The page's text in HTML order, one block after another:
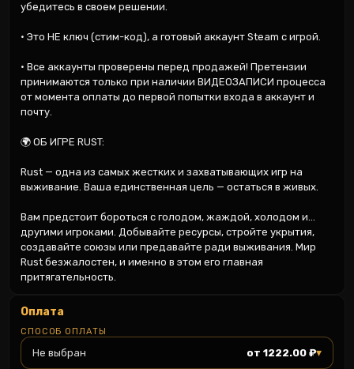
убедитесь в своем решении.
• Это НЕ ключ (стим-код), а готовый аккаунт Steam с игрой.
• Все аккаунты проверены перед продажей! Претензии
принимаются только при наличии ВИДЕОЗАПИСИ процесса
от момента оплаты до первой попытки входа в аккаунт и
почту.
🌍 ОБ ИГРЕ RUST:
Rust — одна из самых жестких и захватывающих игр на
выживание. Ваша единственная цель — остаться в живых.
Вам предстоит бороться с голодом, жаждой, холодом и...
другими игроками. Добывайте ресурсы, стройте укрытия,
создавайте союзы или предавайте ради выживания. Мир
Rust безжалостен, и именно в этом его главная
притягательность.
Оплата
СПОСОБ ОПЛАТЫ
Не выбран от 1222.00 ₽▾